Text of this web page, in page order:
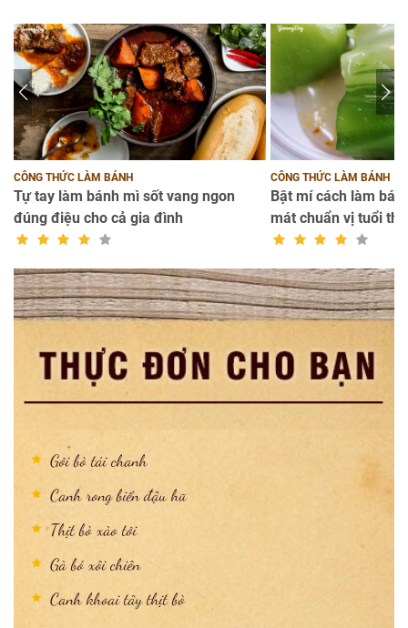
CÔNG THỨC LÀM BÁNH
Tự tay làm bánh mì sốt vang ngon
đúng điệu cho cả gia đình
CÔNG THỨC LÀM BÁNH
Bật mí cách làm
mát chuẩn vị tuổi thơ
Gỏi bò tái chanh
Canh rong biển đậu hũ
Thịt bò xào tỏi
Gà bó xôi chiên
Canh khoai tây thịt bò